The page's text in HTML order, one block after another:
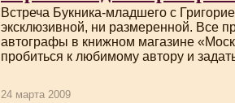
Встреча Букника-младшего с
эксклюзивной, ни размеренной. Все
автографы в книжном магазине
пробиться к любимому автору и
24 марта 2009